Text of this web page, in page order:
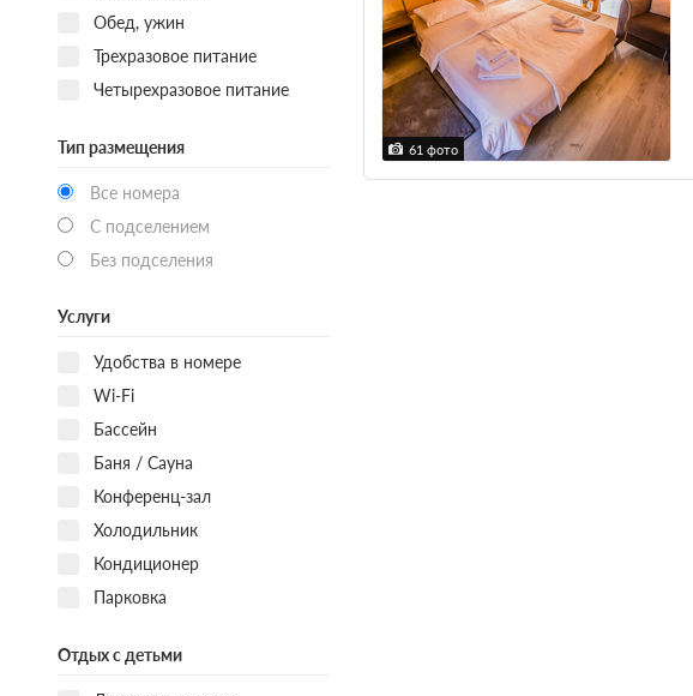
Обед, ужин
Трехразовое питание
Четырехразовое питание
Тип размещения
Все номера
С подселением
Без подселения
Услуги
Удобства в номере
Wi-Fi
Бассейн
Баня / Сауна
Конференц-зал
Холодильник
Кондиционер
Парковка
Отдых с детьми
61 фото